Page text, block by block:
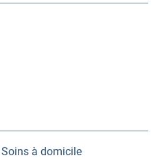
à domicile